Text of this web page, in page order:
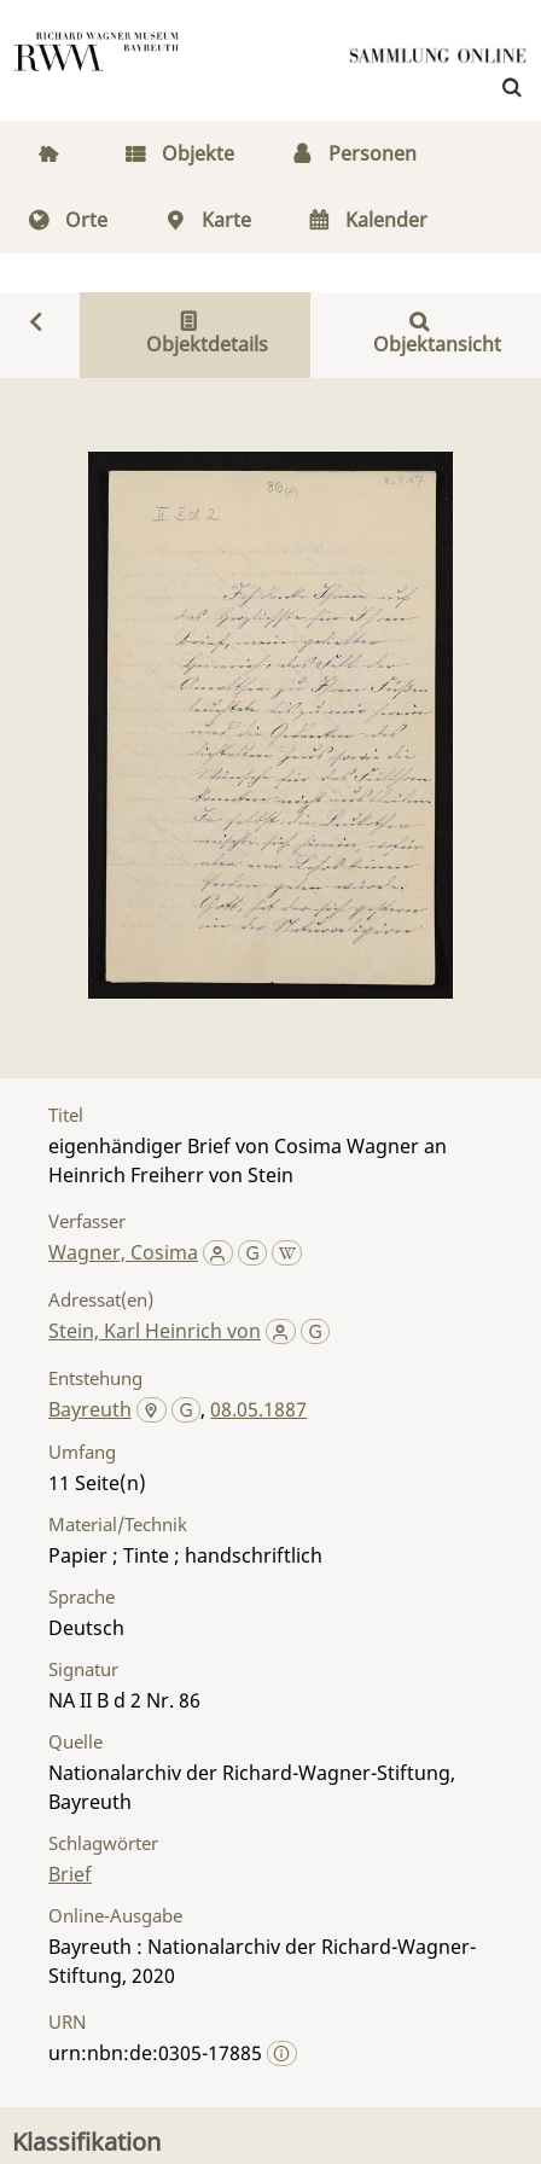
Objekte Personen
Orte Karte Kalender
Objektdetails Objektansicht
Titel
eigenhändiger Brief von Cosima Wagner an
Heinrich Freiherr von Stein
Verfasser
Wagner, Cosima
Adressat(en)
Stein, Karl Heinrich von
Entstehung
Bayreuth ,08.05.1887
Umfang
11
Material/Technik
Papier ; Tinte ; handschriftlich
Sprache
Deutsch
Signatur
NA II B d 2 Nr. 86
Quelle
Nationalarchiv der Richard-Wagner-Stiftung,
Bayreuth
Schlagwörter
Brief
Online-Ausgabe
Bayreuth : Nationalarchiv der Richard-Wagner-
Stiftung, 2020
URN
urn:nbn:de:0305-17885
Klassifikation